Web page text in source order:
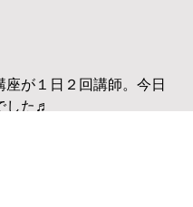
座が１日２回講師。今日
した♬